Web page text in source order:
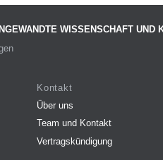
WISSENSCHAFT UND
Kontakt
Über uns
Team und Kontakt
Vertragskündigung